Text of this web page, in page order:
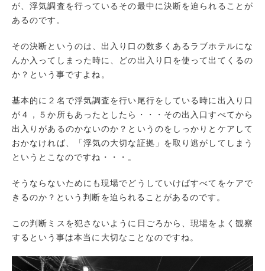
が、浮気調査を行っているその最中に決断を迫られることが
あるのです。
その決断というのは、出入り口の数多くあるラブホテルにな
んか入ってしまった時に、どの出入り口を使って出てくるの
か？という事ですよね。
基本的に２名で浮気調査を行い尾行をしている時に出入り口
が４，５か所もあったとしたら・・・その出入口すべてから
出入りがあるのかないのか？というのをしっかりとケアして
おかなければ、「浮気の大切な証拠」を取り逃がしてしまう
というとこなのですね・・・。
そうならないためにも現場でどうしていけばすべてをケアで
きるのか？という判断を迫られることがあるのです。
この判断ミスを犯さないように日ごろから、現場をよく観察
するという事は本当に大切なことなのですね。